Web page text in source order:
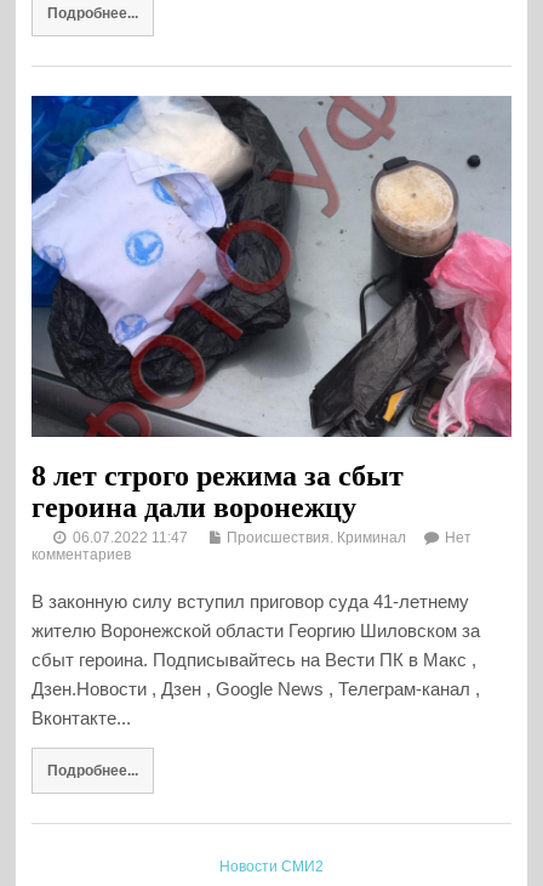
Подробнее...
8 лет строго режима за сбыт
героина дали воронежцу
06.07.2022 11:47 Происшествия. Криминал
Нет
комментариев
В законную силу вступил приговор суда 41-летнему
жителю Воронежской области Георгию Шиловском за
сбыт героина. Подписывайтесь на Вести ПК в Макс ,
Дзен.Новости , Дзен , Google News , Телеграм-канал ,
Вконтакте...
Подробнее...
Новости СМИ2